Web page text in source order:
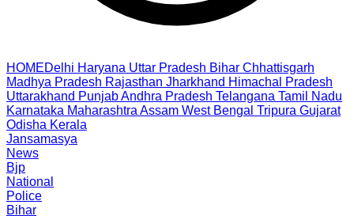
HOMEDelhi Haryana Uttar Pradesh Bihar Chhattisgarh
Madhya Pradesh Rajasthan Jharkhand Himachal Pradesh
Uttarakhand PunjabAndhra Pradesh Telangana Tamil Nadu
Karnataka Maharashtra Assam West Bengal Tripura Gujarat
Odisha Kerala
Jansamasya
News
Bjp
National
Police
Bihar